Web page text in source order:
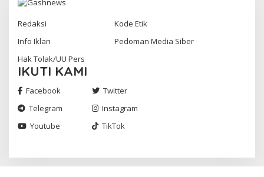
Redaksi
Kode Etik
Info Iklan
Pedoman Media Siber
Hak Tolak/UU Pers
IKUTI KAMI
Facebook
Twitter
Telegram
Instagram
Youtube
TikTok